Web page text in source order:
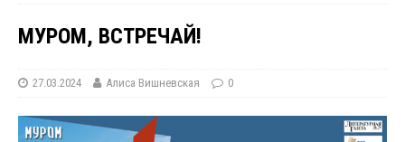
МУРОМ, ВСТРЕЧАЙ!
27.03.2024 Алиса Вишневская 0